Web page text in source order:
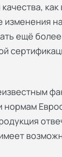
изменения
ещё
нормам